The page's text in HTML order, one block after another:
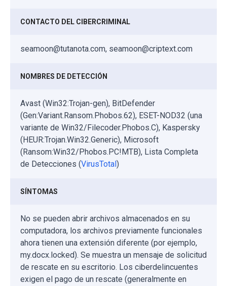
CONTACTO DEL CIBERCRIMINAL
seamoon@tutanota.com, seamoon@criptext.com
NOMBRES DE DETECCIÓN
Avast (Win32:Trojan-gen), BitDefender
(Gen:Variant.Ransom.Phobos.62), ESET-NOD32 (una
variante de Win32/Filecoder.Phobos.C), Kaspersky
(HEUR:Trojan.Win32.Generic), Microsoft
(Ransom:Win32/Phobos.PC!MTB), Lista Completa
de Detecciones (VirusTotal)
SÍNTOMAS
No se pueden abrir archivos almacenados en su
computadora, los archivos previamente funcionales
ahora tienen una extensión diferente (por ejemplo,
my.docx.locked). Se muestra un mensaje de solicitud
de rescate en su escritorio. Los ciberdelincuentes
exigen el pago de un rescate (generalmente en